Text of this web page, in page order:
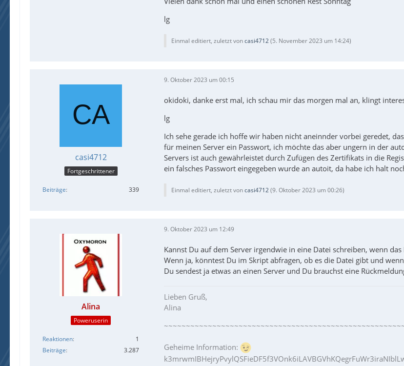
$PSCommand &= 'Invoke-SSHCommand -SSHSession
.
lg
Einmal editiert, zuletzt voncasi4712(5. November 2023 um 14:24)
casi4712
Fortgeschrittener
Beiträge 339
9. Oktober 2023 um 00:15
okidoki, danke erst mal, ich schau mir das morgen mal an, klingt
lg
Ich sehe gerade ich hoffe wir haben nicht aneinnder vorbei geredet,
für meinen Server ein Passwort, ich möchte das aber ungern in der
Servers ist auch gewährleistet durch Zufügen des Zertifikats in die
ein falsches Passwort eingegeben wurde an autoit, da habe ich halt
Einmal editiert, zuletzt voncasi4712(9. Oktober 2023 um 00:26)
Alina
Poweruserin
Reaktionen
1
Beiträge
3.287
9. Oktober 2023 um 12:49
Kannst Du auf dem Server irgendwie in eine Datei schreiben, wenn das
Wenn ja, könntest Du im Skript abfragen, ob es die Datei gibt und
Du sendest ja etwas an einen Server und Du brauchst eine
Lieben Gruß,
Alina
Geheime Information: